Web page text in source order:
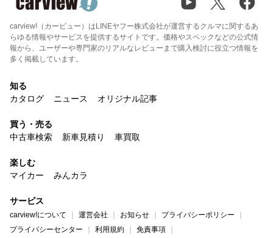
carview!（カービュー）はLINEヤフー株式会社が運営するクルマに関するあ
らゆる情報やサービスを提供するサイトです。価格やスペックなどの公式情
報から、ユーザーや専門家のリアルなレビューまで購入検討に役立つ情報を
多く掲載しています。
知る
カタログ
ニュース オリジナル記事
買う・売る
中古車検索
新車見積り 車買取
楽しむ
マイカー
みんカラ
サービス
carview!について 運営会社 お知らせ
プライバシーポリシー
プライバシーセンター
利用規約 免責事項